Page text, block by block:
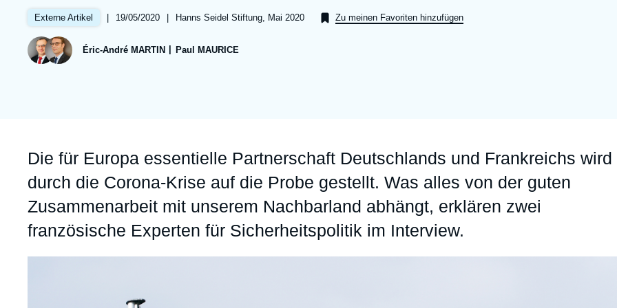
Partners & Our Network
Support us as a Professional
Ramses
Artificial Intelligence
War in Ukraine
Europe
Externe Artikel |
Date
publication
19/05/2020 | Références
Hanns Seidel Stiftung, Mai 2020 Zu meinen Favoriten hinzufügen
Éric-André MARTIN Paul MAURICE
Accroche
Die für Europa essentielle Partnerschaft Deutschlands und Frankreichs wird
durch die Corona-Krise auf die Probe gestellt. Was alles von der guten
Zusammenarbeit mit unserem Nachbarland abhängt, erklären zwei
französische Experten für Sicherheitspolitik im Interview.